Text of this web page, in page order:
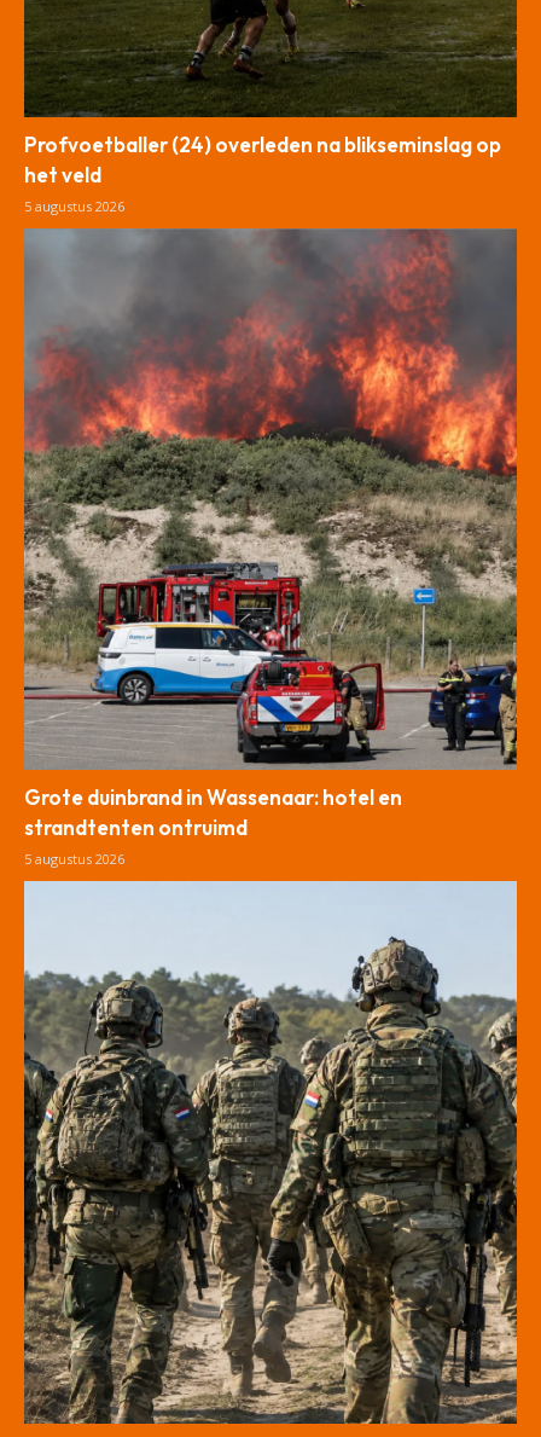
Profvoetballer (24) overleden na blikseminslag op
het veld
5 augustus 2026
Grote duinbrand in Wassenaar: hotel en
strandtenten ontruimd
5 augustus 2026